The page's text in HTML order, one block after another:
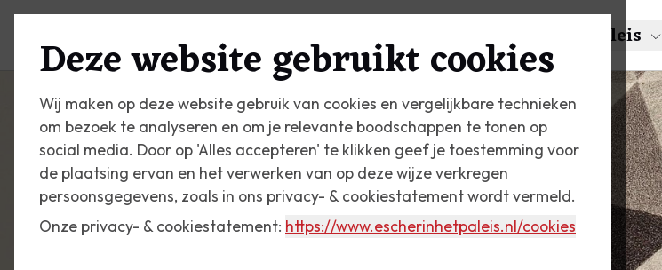
Deze website gebruikt cookies
Wij maken op deze website gebruik van cookies en vergelijkbare technieken
om bezoek te analyseren en om je relevante boodschappen te tonen op
social media. Door op 'Alles accepteren' te klikken geef je toestemming voor
de plaatsing ervan en het verwerken van op deze wijze verkregen
persoonsgegevens, zoals in ons privacy- & cookiestatement wordt vermeld.
Onze privacy- & cookiestatement: https://www.escherinhetpaleis.nl/cookies
Plan je bezoek Zien & doen Over Escher Het Paleis